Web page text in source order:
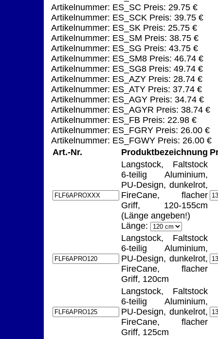
Artikelnummer: ES_SC Preis: 29.75 €
Artikelnummer: ES_SCK Preis: 39.75 €
Artikelnummer: ES_SK Preis: 25.75 €
Artikelnummer: ES_SM Preis: 38.75 €
Artikelnummer: ES_SG Preis: 43.75 €
Artikelnummer: ES_SM8 Preis: 46.74 €
Artikelnummer: ES_SG8 Preis: 49.74 €
Artikelnummer: ES_AZY Preis: 28.74 €
Artikelnummer: ES_ATY Preis: 37.74 €
Artikelnummer: ES_AGY Preis: 34.74 €
Artikelnummer: ES_AGYR Preis: 38.74 €
Artikelnummer: ES_FB Preis: 22.98 €
Artikelnummer: ES_FGRY Preis: 26.00 €
Artikelnummer: ES_FGWY Preis: 26.00 €
Art.-Nr.
Produktbezeichnung
Langstock, Faltstock
6-teilig Aluminium,
PU-Design, dunkelrot,
FireCane, flacher
Griff, 120-155cm
(Länge angeben!)
Länge:
Langstock, Faltstock
6-teilig Aluminium,
PU-Design, dunkelrot,
FireCane, flacher
Griff, 120cm
Langstock, Faltstock
6-teilig Aluminium,
PU-Design, dunkelrot,
FireCane, flacher
Griff, 125cm